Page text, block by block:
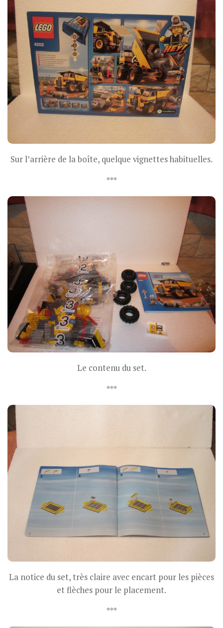
Sur l’arrière de la boîte, quelque vignettes habituelles.
***
Le contenu du set.
***
La notice du set, très claire avec encart pour les pièces
et flèches pour le placement.
***